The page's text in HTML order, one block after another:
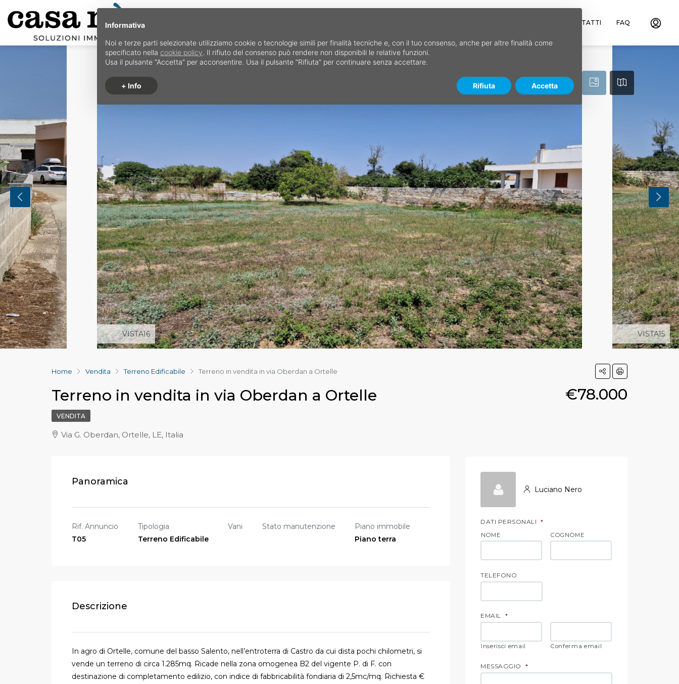
CONTATTI FAQ
VISTA16 VISTA15
Home Vendita Terreno Edificabile Terreno in vendita in via Oberdan a Ortelle
Terreno in vendita in via Oberdan a Ortelle €78.000
VENDITA
Via G. Oberdan, Ortelle, LE, Italia
Panoramica
Rif. Annuncio
T05
Tipologia
Terreno Edificabile
Vani Stato manutenzione
Piano immobile
Piano terra
Descrizione
In agro di Ortelle, comune del basso Salento, nell’entroterra di Castro da cui dista pochi chilometri, si
vende un terreno di circa 1.285mq. Ricade nella zona omogenea B2 del vigente P. di F. con
destinazione di completamento edilizio, con indice di fabbricabilità fondiaria di 2,5mc/mq. Richiesta €
Luciano Nero
DATI PERSONALI *
NOME COGNOME
TELEFONO
EMAIL *
Inserisci email Conferma email
MESSAGGIO *
Informativa
Noi e terze parti selezionate utilizziamo cookie o tecnologie simili per finalità tecniche e, con il tuo consenso, anche per altre finalità come
specificato nella cookie policy. Il rifiuto del consenso può rendere non disponibili le relative funzioni.
Usa il pulsante “Accetta” per acconsentire. Usa il pulsante “Rifiuta” per continuare senza accettare.
+ Info Rifiuta Accetta